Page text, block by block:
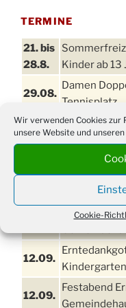
Wir verwenden Cookies zur
unsere Website und
Cookie-
TERMINE
21. bis
28.8.
Kinder ab 13
29.08.
Damen
Tennisplatz
03.09.
09:00 Uhr
13.09.
Erntefest in
Disco für
12.09.
12.09.
Festabend